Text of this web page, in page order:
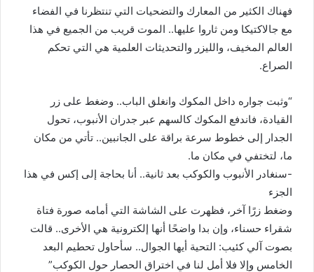
فهناك الكثير من المعارك والتضحيات التي تنتظرنا في الفضاء
مع جالاكتيكا ومن ثاروا عليها.. الموت قريب من الجميع في هذا
العالم المخيف، والليزر والتحديثات العلمية هي التي تحكم
الصراع.
“وثبت جواره داخل المكوك وانغلق الباب.. وضغط على زر
القيادة، فاندفع المكوك كالسهم عبر جدران الأنبوب، تحول
الجدار إلى خطوط سرعة براقة على الجانبين.. تأتي من مكان
ما، لتختفي في مكان ما.
-سنغادر الأنبوب والكوكب بعد ثانية.. أنا بحاجة إلى إكس في هذا
الجزء
وضغط زرًا آخر، فظهرت على الشاشة التي أمامه صورة فتاة
شقراء حسناء، وإن بدا واضحًا أنها إلكترونية هي الأخرى.. قالت
بصوت آلي كئيب: التحية أيها الجوال.. سأحاول تحطيم البعد
الخامس وإلا فلا أمل لنا في اختراق الحصار حول الكوكب”